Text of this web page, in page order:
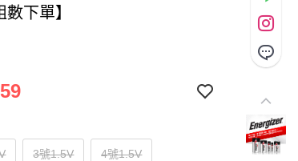
下單】
3號1.5V 4號1.5V